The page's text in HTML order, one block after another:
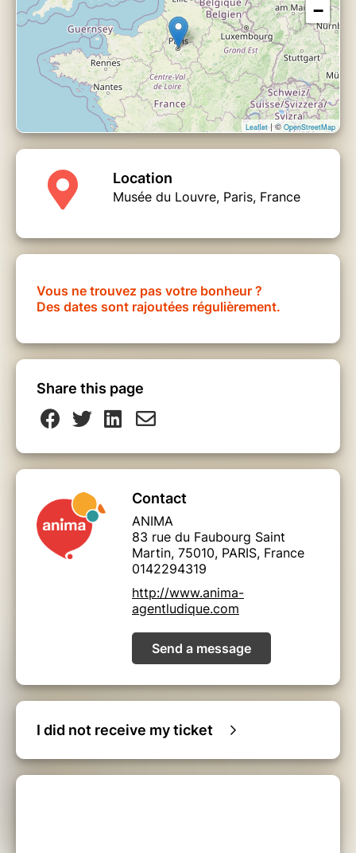
−
Leaflet| © OpenStreetMap
Location
Musée du Louvre, Paris, France
Vous ne trouvez pas votre bonheur ?
Des dates sont rajoutées régulièrement.
Share this page
Contact
ANIMA
83 rue du Faubourg Saint
Martin, 75010, PARIS, France
0142294319
http://www.anima-
agentludique.com
Send a message
I did not receive my ticket